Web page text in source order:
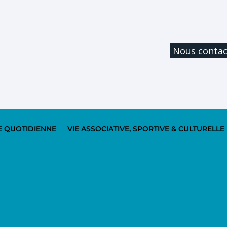
Nous
QUOTIDIENNE VIE ASSOCIATIVE, SPORTIVE & CULTURELLE